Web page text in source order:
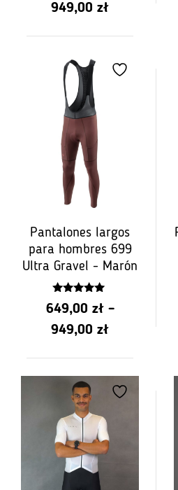
949,00 złRango
de
Pantalones largos
para hombres 699
Ultra Gravel - Marón
5.00
z 5
649,00 zł –
949,00 złRango
de
649.00